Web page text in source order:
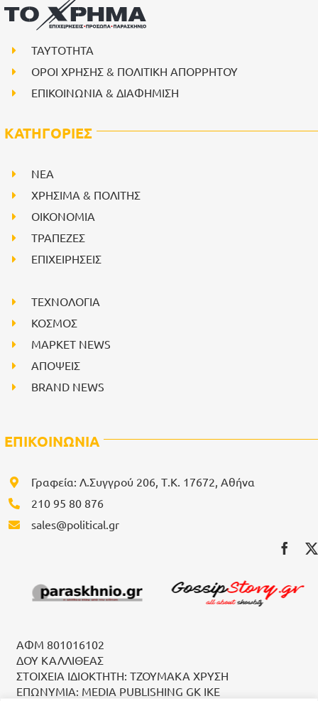
ΤΑΥΤΟΤΗΤΑ
ΟΡΟΙ ΧΡΗΣΗΣ & ΠΟΛΙΤΙΚΗ ΑΠΟΡΡΗΤΟΥ
ΕΠΙΚΟΙΝΩΝΙΑ & ΔΙΑΦΗΜΙΣΗ
ΚΑΤΗΓΟΡΙΕΣ
NEA
ΧΡΗΣΙΜΑ & ΠΟΛΙΤΗΣ
ΟΙΚΟΝΟΜΙΑ
ΤΡΑΠΕΖΕΣ
ΕΠΙΧΕΙΡΗΣΕΙΣ
ΤΕΧΝΟΛΟΓΙΑ
ΚΟΣΜΟΣ
ΜΑΡΚΕΤ NEWS
ΑΠΟΨΕΙΣ
BRAND NEWS
ΕΠΙΚΟΙΝΩΝΙΑ
Γραφεία: Λ.Συγγρού 206, Τ.Κ. 17672, Αθήνα
210 95 80 876
sales@political.gr
ΑΦΜ 801016102
ΔΟΥ ΚΑΛΛΙΘΕΑΣ
ΣΤΟΙΧΕΙΑ ΙΔΙΟΚΤΗΤΗ: ΤΖΟΥΜΑΚΑ ΧΡΥΣΗ
ΕΠΩΝΥΜΙΑ: MEDIA PUBLISHING GK IKE